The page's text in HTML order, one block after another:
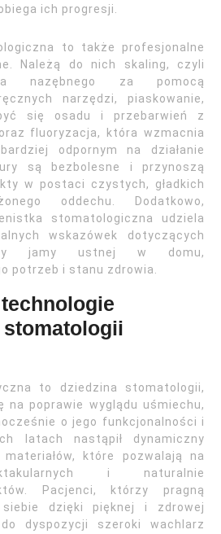
ich progresji.
to także profesjonalne
Należą do nich skaling, czyli
nazębnego za pomocą
narzędzi, piaskowanie,
się osadu i przebarwień z
fluoryzacja, która wzmacnia
odpornym na działanie
są bezbolesne i przynoszą
w postaci czystych, gładkich
oddechu. Dodatkowo,
stomatologiczna udziela
wskazówek dotyczących
jamy ustnej w domu,
potrzeb i stanu zdrowia.
to dziedzina stomatologii,
na poprawie wyglądu uśmiechu,
o jego funkcjonalności i
latach nastąpił dynamiczny
które pozwalają na
i naturalnie
Pacjenci, którzy pragną
dzięki pięknej i zdrowej
dyspozycji szeroki wachlarz